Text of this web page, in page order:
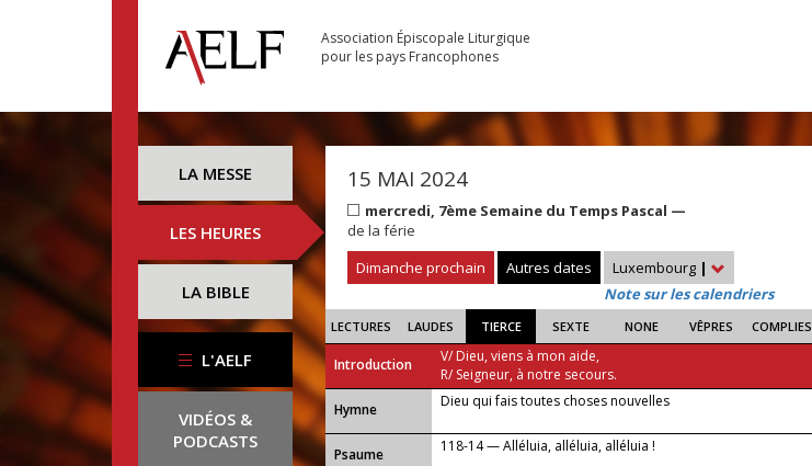
Association Épiscopale Liturgique
pour les pays Francophones
LA MESSE
LES HEURES
LA BIBLE
L'AELF
VIDÉOS &
PODCASTS
15 MAI 2024
mercredi, 7ème Semaine du Temps Pascal —
de la férie
Dimanche prochain
Autres dates Luxembourg |
Note sur les calendriers
LECTURES LAUDES TIERCE SEXTE NONE VÊPRES COMPLIES
Introduction
V/ Dieu, viens à mon aide,
R/ Seigneur, à notre secours.
...
Hymne Dieu qui fais toutes choses nouvelles
Psaume 118-14 — Alléluia, alléluia, alléluia !